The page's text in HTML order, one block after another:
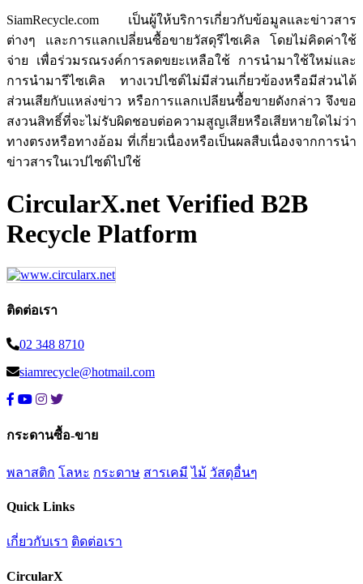
SiamRecycle.com เป็นผู้ให้บริการเกี่ยวกับข้อมูลและข่าวสาร
ต่างๆ และการแลกเปลี่ยนซื้อขายวัสดุรีไซเคิล โดยไม่คิดค่าใช้
จ่าย เพื่อร่วมรณรงค์การลดขยะเหลือใช้ การนำมาใช้ใหม่และ
การนำมารีไซเคิล ทางเวปไซต์ไม่มีส่วนเกี่ยวข้องหรือมีส่วนได้
ส่วนเสียกับแหล่งข่าว หรือการแลกเปลียนซื้อขายดังกล่าว จึงขอ
สงวนสิทธิ์ที่จะไม่รับผิดชอบต่อความสูญเสียหรือเสียหายใดไม่ว่า
ทางตรงหรือทางอ้อม ที่เกี่ยวเนื่องหรือเป็นผลสืบเนื่องจากการนำ
ข่าวสารในเวปไซต์ไปใช้
CircularX.net Verified B2B
Recycle Platform
ติดต่อเรา
02 348 8710
siamrecycle@hotmail.com
กระดานซื้อ-ขาย
พลาสติก โลหะ กระดาษ สารเคมี ไม้ วัสดุอื่นๆ
Quick Links
เกี่ยวกับเรา ติดต่อเรา
CircularX